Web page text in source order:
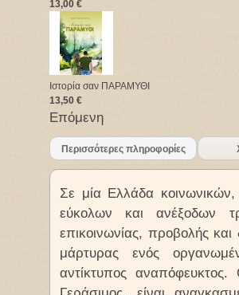
13,00 €
Ιστορία σαν ΠΑΡΑΜΥΘΙ
13,50 €
Επόμενη
Περισσότερες πληροφορίες
Σε μία Ελλάδα κοινωνικών,
εύκολων και ανέξοδων
επικοινωνίας, προβολής και
μάρτυρας ενός
αντίκτυπος